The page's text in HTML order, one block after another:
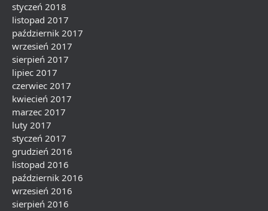
styczeń 2018
listopad 2017
październik 2017
wrzesień 2017
sierpień 2017
lipiec 2017
czerwiec 2017
kwiecień 2017
marzec 2017
luty 2017
styczeń 2017
grudzień 2016
listopad 2016
październik 2016
wrzesień 2016
sierpień 2016